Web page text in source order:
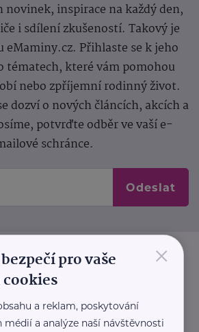
novinek, inspirace na každý den,
i sdílení zkušeností. Takový je
eMaminy.cz. Přihlaste se k jeho
tématech, které vám pomohou
nebo zpříjemní rodinný život.
dozví o nových článcích, akcích a
potvrďte odběr ve vaší e-
schránce.
Odeslat
×
pro vaše
a reklam, poskytování
a analýze naší návštěvnosti